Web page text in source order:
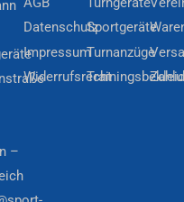
–
Datenschutz
Impressum
Widerrufsrecht
Sportgeräte
Turnanzüge